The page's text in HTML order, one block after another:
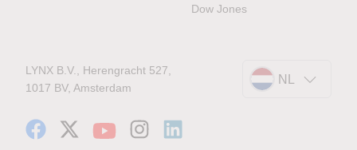
Dow Jones
LYNX B.V., Herengracht 527,
1017 BV, Amsterdam
NL